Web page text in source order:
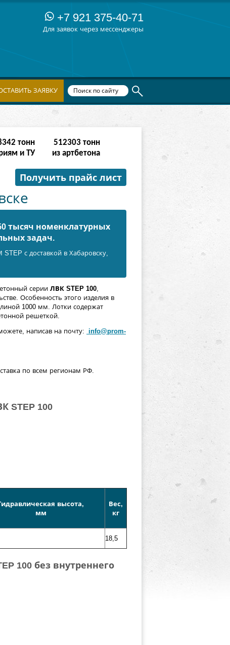
+7 921 375-40-71
Для заявок через мессенджеры
ЗАЯВКУ
тонн
и ТУ
512303тонн
из артбетона
Получить прайс лист
тысяч номенклатурных
задач.
с доставкой в Хабаровску,
серии ЛВК STEP 100,
Особенность этого изделия в
1000 мм. Лотки содержат
решеткой.
написав на почту: info@prom-
по всем регионам РФ.
STEP 100
высота,
мм
Вес,
кг
18,5
100 без внутреннего